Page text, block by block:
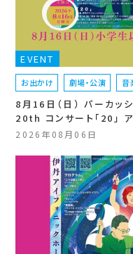
EVENT
お出かけ 劇場・公演 音
8月16日（日） パーカッ
20th コンサート「20」
2026年08月06日